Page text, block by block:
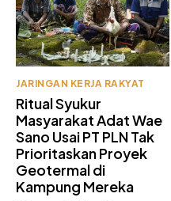
JARINGAN KERJA RAKYAT
Ritual Syukur
Masyarakat Adat Wae
Sano Usai PT PLN Tak
Prioritaskan Proyek
Geotermal di
Kampung Mereka